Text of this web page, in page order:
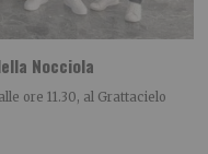
Nocciola
ore 11.30, al Grattacielo